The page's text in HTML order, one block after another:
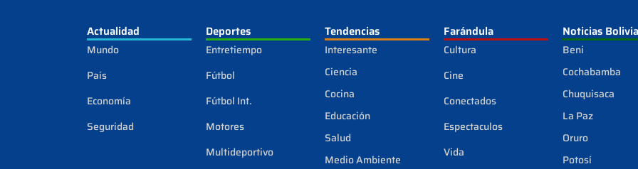
Actualidad
Mundo
País
Economía
Seguridad
Deportes
Entretiempo
Fútbol
Fútbol Int.
Motores
Multideportivo
Tendencias
Interesante
Ciencia
Cocina
Educación
Salud
Medio Ambiente
Farándula
Cultura
Cine
Conectados
Espectaculos
Vida
Noticias Bolivia
Beni
Cochabamba
Chuquisaca
La Paz
Oruro
Potosí